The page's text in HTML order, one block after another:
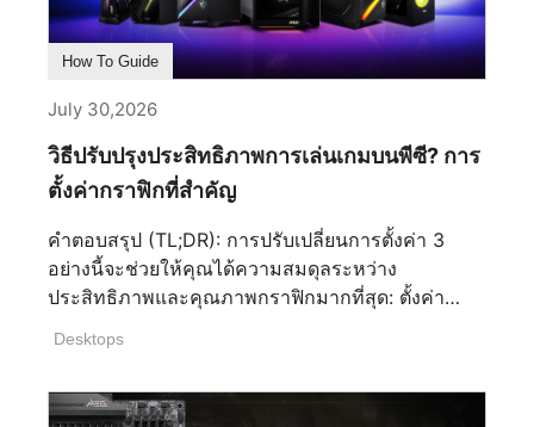
How To Guide
July 30,2026
วิธีปรับปรุงประสิทธิภาพการเล่นเกมบนพีซี? การ
ตั้งค่ากราฟิกที่สำคัญ
คำตอบสรุป (TL;DR): การปรับเปลี่ยนการตั้งค่า 3
อย่างนี้จะช่วยให้คุณได้ความสมดุลระหว่าง
ประสิทธิภาพและคุณภาพกราฟิกมากที่สุด: ตั้งค่า
GPU ของคุณ, เปิดใช้งาน DLSS/FSR เมื่อมีให้เลือก,
เพิ่มประสิทธิภาพอีกสักเล็กน้อย การเพิ่มความละเอียด
Desktops